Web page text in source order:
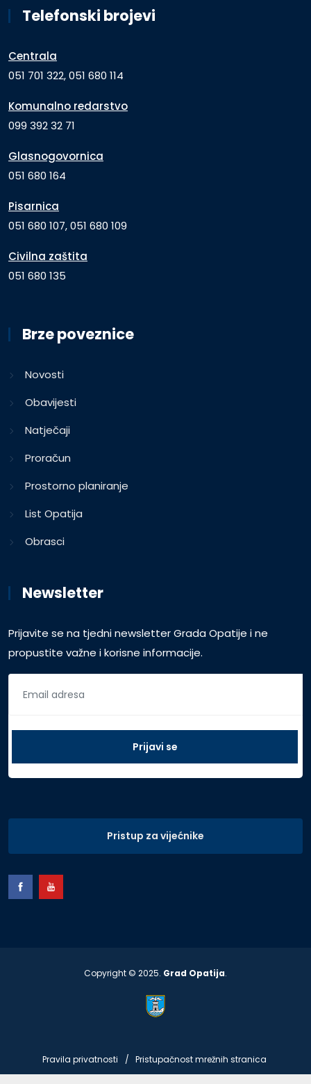
Telefonski brojevi
Centrala
051 701 322, 051 680 114
Komunalno redarstvo
099 392 32 71
Glasnogovornica
051 680 164
Pisarnica
051 680 107, 051 680 109
Civilna zaštita
051 680 135
Brze poveznice
Novosti
Obavijesti
Natječaji
Proračun
Prostorno planiranje
List Opatija
Obrasci
Newsletter
Prijavite se na tjedni newsletter Grada Opatije i ne
propustite važne i korisne informacije.
Pristup za vijećnike
Copyright © 2025. Grad Opatija.
Pravila privatnosti Pristupačnost mrežnih stranica